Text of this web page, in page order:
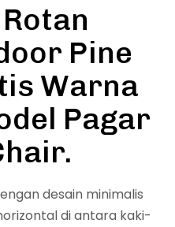
Pine
Warna
Pagar
desain minimalis
di antara kaki-